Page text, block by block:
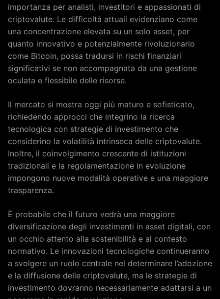
importanza per analisti, investitori e appassionati di
criptovalute. Le difficoltà attuali evidenziano come
una concentrazione elevata su un solo asset, per
quanto innovativo e potenzialmente rivoluzionario
come Bitcoin, possa tradursi in rischi finanziari
significativi se non accompagnata da una gestione
oculata e flessibile delle risorse.
Il mercato si mostra oggi più maturo e sofisticato,
richiedendo approcci che integrino la ricerca
tecnologica con strategie di investimento che
considerino la volatilità intrinseca delle criptovalute.
Inoltre, il coinvolgimento crescente di istituzioni
tradizionali e la regolamentazione in evoluzione
impongono nuove modalità operative e una maggiore
trasparenza.
È probabile che il futuro vedrà una maggiore
diversificazione degli investimenti in asset digitali, con
un occhio attento alla sostenibilità e al contesto
normativo. Le innovazioni tecnologiche continueranno
a svolgere un ruolo centrale nel determinare l’adozione
e la diffusione delle criptovalute, ma le strategie di
investimento dovranno necessariamente adattarsi a un